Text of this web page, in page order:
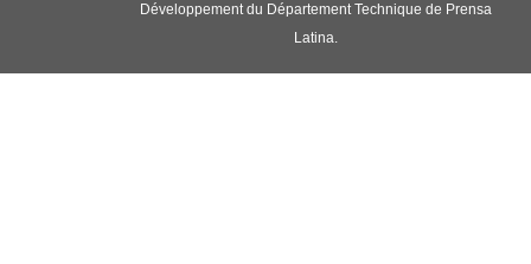
Développement du Département Technique de Prensa
Latina.